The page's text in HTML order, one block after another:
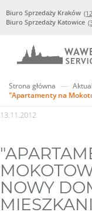
Biuro Sprzedaży Kraków
Biuro Sprzedaży Katowice
Strona główna
"Apartamenty na
13.11.2012
NOWY